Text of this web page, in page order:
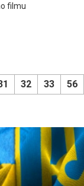
filmu
32 33 56